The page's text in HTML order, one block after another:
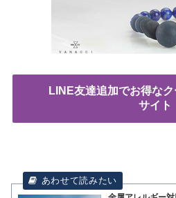
LINE友達追加でお得な
サイト